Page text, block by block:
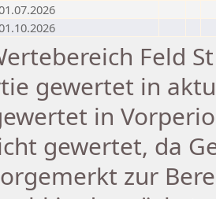
Feld
gewertet in
in
gewertet, da
zur